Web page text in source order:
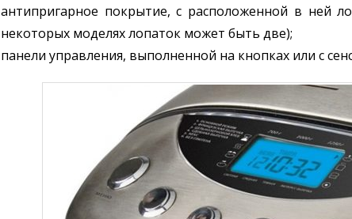
антипригарное покрытие, с расположенной в ней
некоторых моделях лопаток может быть две);
панели управления, выполненной на кнопках или с